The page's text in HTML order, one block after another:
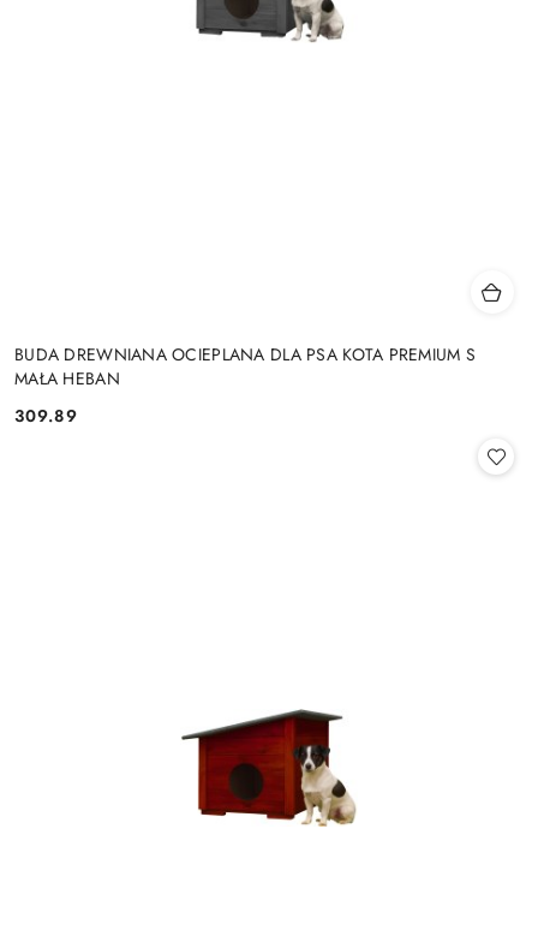
BUDA DREWNIANA OCIEPLANA DLA PSA KOTA PREMIUM S
MAŁA HEBAN
Cena:
309.89